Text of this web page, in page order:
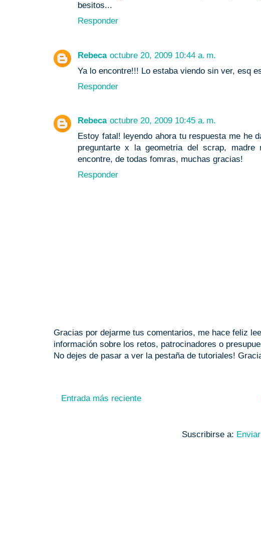
besitos...
Responder
Rebeca octubre 20, 2009 10:44 a. m.
Ya lo encontre!!! Lo estaba viendo sin ver, esq
Responder
Rebeca octubre 20, 2009 10:45 a. m.
Estoy fatal! leyendo ahora tu respuesta me he
preguntarte x la geometria del scrap,
encontre, de todas fomras, muchas gracias!
Responder
Gracias por dejarme tus comentarios, me hace feliz
información sobre los retos, patrocinadores o
No dejes de pasar a ver la pestaña de tutoriales!
Entrada más reciente
Suscribirse a: